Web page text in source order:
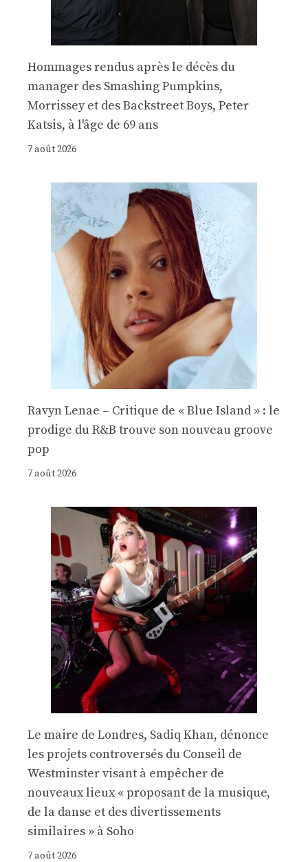
Hommages rendus après le décès du
manager des Smashing Pumpkins,
Morrissey et des Backstreet Boys, Peter
Katsis, à l'âge de 69 ans
7 août 2026
Ravyn Lenae – Critique de « Blue Island » : le
prodige du R&B trouve son nouveau groove
pop
7 août 2026
Le maire de Londres, Sadiq Khan, dénonce
les projets controversés du Conseil de
Westminster visant à empêcher de
nouveaux lieux « proposant de la musique,
de la danse et des divertissements
similaires » à Soho
7 août 2026